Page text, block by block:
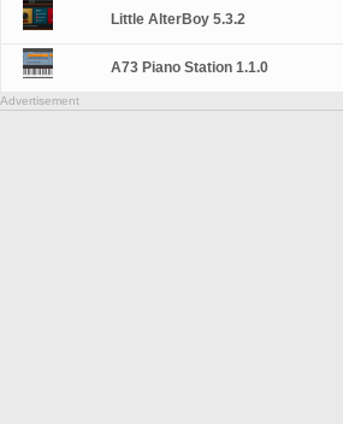
Little AlterBoy 5.3.2
A73 Piano Station 1.1.0
Advertisement